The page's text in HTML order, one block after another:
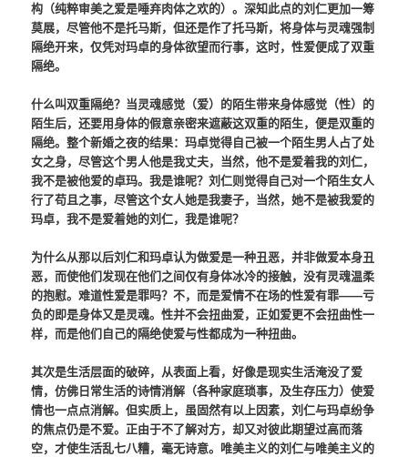
构（纯粹审美之爱是唾弃肉体之欢的）。深知此点的刘仁更加一筹
莫展，尽管他不是托马斯，但还是作了托马斯，将身体与灵魂强制
隔绝开来，仅凭对玛卓的身体欲望而行事，这时，性爱便成了双重
隔绝。
什么叫双重隔绝？当灵魂感觉（爱）的陌生带来身体感觉（性）的
陌生后，还要用身体的假意亲密来遮蔽这双重的陌生，便是双重的
隔绝。整个新婚之夜的结果：玛卓觉得自己被一个陌生男人占了处
女之身，尽管这个男人他是我丈夫，当然，他不是爱着我的刘仁，
我不是被他爱的卓玛。我是谁呢？刘仁则觉得自己对一个陌生女人
行了苟且之事，尽管这个女人她是我妻子，当然，她不是被我爱的
玛卓，我不是爱着她的刘仁，我是谁呢？
为什么从那以后刘仁和玛卓认为做爱是一种丑恶，并非做爱本身丑
恶，而使他们发现在他们之间仅有身体冰冷的接触，没有灵魂温柔
的抱慰。难道性爱是罪吗？不，而是爱情不在场的性爱有罪——亏
负的即是身体又是灵魂。性并不会扭曲爱，正如爱更不会扭曲性一
样，而是他们自己的隔绝使爱与性都成为一种扭曲。
其次是生活层面的破碎，从表面上看，好像是现实生活淹没了爱
情，仿佛日常生活的诗情消解（各种家庭琐事，及生存压力）使爱
情也一点点消解。但实质上，虽固然有以上因素，刘仁与玛卓纷争
的焦点仍是不爱。正由于不了解对方，却又对彼此期望过高而落
空，才使生活乱七八糟，毫无诗意。唯美主义的刘仁与唯美主义的